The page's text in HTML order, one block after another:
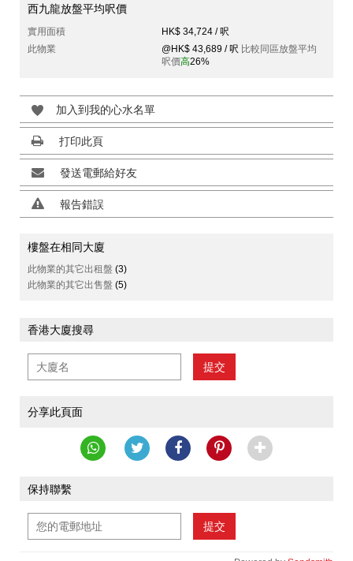
西九龍放盤平均呎價
實用面積
HK$ 34,724 / 呎
此物業
@HK$ 43,689 / 呎 比較同區放盤平均
呎價高26%
加入到我的心水名單
打印此頁
發送電郵給好友
報告錯誤
樓盤在相同大廈
此物業的其它出租盤 (3)
此物業的其它出售盤 (5)
香港大廈搜尋
提交
分享此頁面
保持聯繫
提交